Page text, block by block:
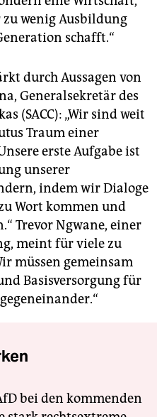
wenig Ausbildung
schafft.“
durch Aussagen von
Generalsekretär des
(SACC): „Wir sind weit
Traum einer
erste Aufgabe ist
unserer
indem wir Dialoge
Wort kommen und
Trevor Ngwane, einer
meint für viele zu
müssen gemeinsam
Basisversorgung für
bei den kommenden